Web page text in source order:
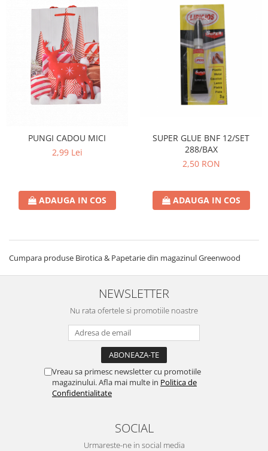
PUNGI CADOU MICI
2,99 Lei
ADAUGA IN COS
SUPER GLUE BNF 12/SET
288/BAX
2,50 RON
ADAUGA IN COS
Cumpara produse Birotica & Papetarie din magazinul Greenwood
NEWSLETTER
Nu rata ofertele si promotiile noastre
Vreau sa primesc newsletter cu promotiile
magazinului. Afla mai multe in Politica de
Confidentialitate
SOCIAL
Urmareste-ne in social media